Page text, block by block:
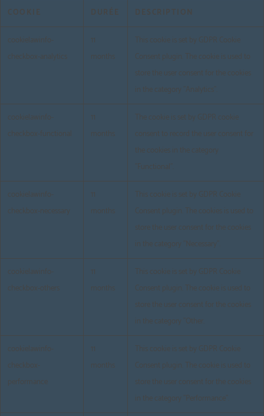
COOKIE DURÉE DESCRIPTION
cookielawinfo-
checkbox-analytics
11
months
This cookie is set by GDPR Cookie
Consent plugin. The cookie is used to
store the user consent for the cookies
in the category "Analytics".
cookielawinfo-
checkbox-functional
11
months
The cookie is set by GDPR cookie
consent to record the user consent for
the cookies in the category
"Functional".
cookielawinfo-
checkbox-necessary
11
months
This cookie is set by GDPR Cookie
Consent plugin. The cookies is used to
store the user consent for the cookies
in the category "Necessary".
cookielawinfo-
checkbox-others
11
months
This cookie is set by GDPR Cookie
Consent plugin. The cookie is used to
store the user consent for the cookies
in the category "Other.
cookielawinfo-
checkbox-
performance
11
months
This cookie is set by GDPR Cookie
Consent plugin. The cookie is used to
store the user consent for the cookies
in the category "Performance".